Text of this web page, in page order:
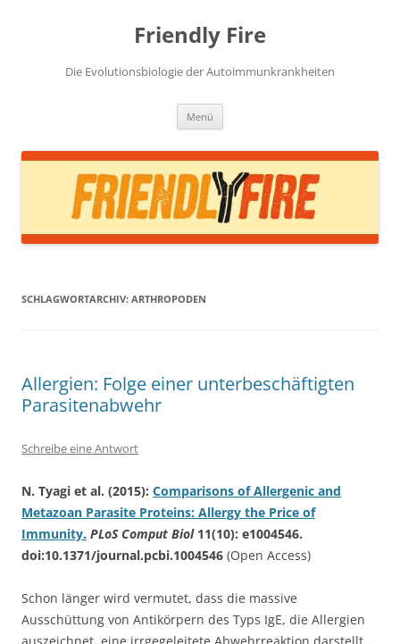
Friendly Fire
Die Evolutionsbiologie der Autoimmunkrankheiten
Menü
SCHLAGWORTARCHIV: ARTHROPODEN
Allergien: Folge einer unterbeschäftigten
Parasitenabwehr
Schreibe eine Antwort
N. Tyagi et al. (2015): Comparisons of Allergenic and
Metazoan Parasite Proteins: Allergy the Price of
Immunity. PLoS Comput Biol11(10): e1004546.
doi:10.1371/journal.pcbi.1004546 (Open Access)
Schon länger wird vermutet, dass die massive
Ausschüttung von Antikörpern des Typs IgE, die Allergien